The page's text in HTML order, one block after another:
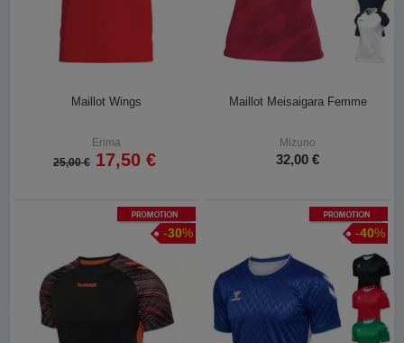
Maillot Wings
Erima
25,00 € 17,50 €
Maillot Meisaigara Femme
Mizuno
32,00 €
Promotion
-30%
Promotion
-40%